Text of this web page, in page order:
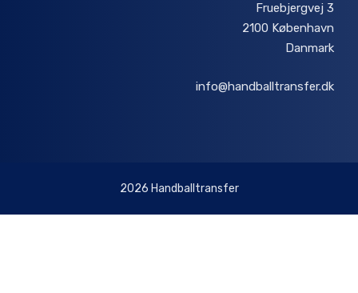
Fruebjergvej 3
2100 København
Danmark
info@handballtransfer.dk
2026 Handballtransfer